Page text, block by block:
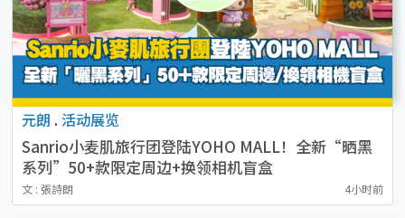
元朗 . 活动展览
Sanrio小麦肌旅行团登陆YOHO MALL！全新“晒黑
系列”50+款限定周边+换领相机盲盒
文 : 張詩朗 4小时前